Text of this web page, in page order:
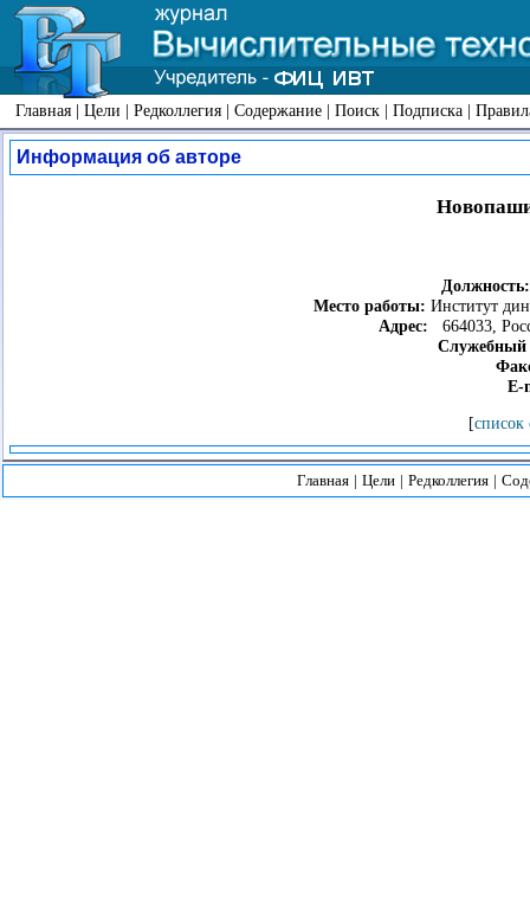
Главная | Цели | Редколлегия | Содержание | Поиск | Подписка |
Информация об авторе
Должность:
Место работы: Институт
Адрес: 664033,
Служебный
E-
[список
Главная | Цели | Редколлегия |